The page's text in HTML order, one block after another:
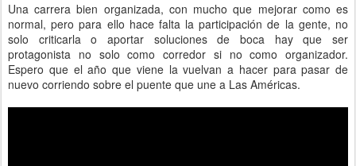
Una carrera bien organizada, con mucho que mejorar como es
normal, pero para ello hace falta la participación de la gente, no
solo criticarla o aportar soluciones de boca hay que ser
protagonista no solo como corredor si no como organizador.
Espero que el año que viene la vuelvan a hacer para pasar de
nuevo corriendo sobre el puente que une a Las Américas.